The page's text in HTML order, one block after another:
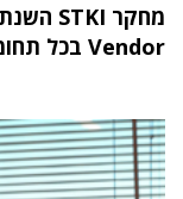
Vendor בכל תחומי שוק ה-IT